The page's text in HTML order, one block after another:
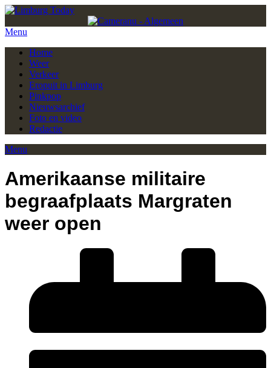
Menu
Home
Weer
Verkeer
Eropuit in Limburg
Pinkpop
Nieuwsarchief
Foto en video
Redactie
Menu
Amerikaanse militaire
begraafplaats Margraten
weer open